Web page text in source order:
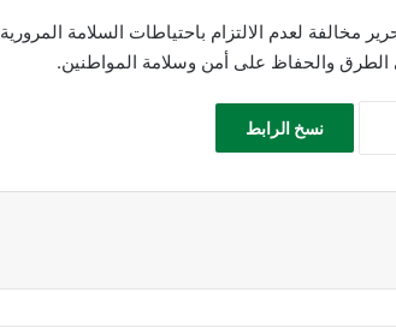
مخالفة لعدم الالتزام باحتياطات السلامة المرورية
الطرق والحفاظ على أمن وسلامة المواطنين.
نسخ الرابط